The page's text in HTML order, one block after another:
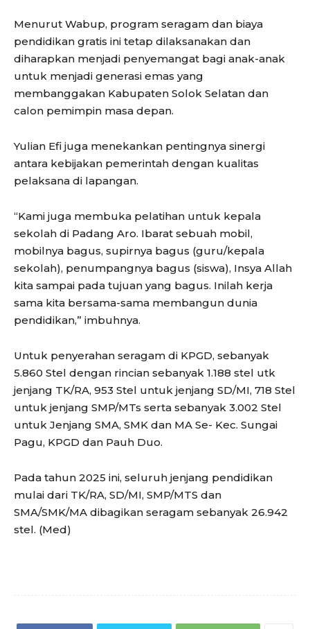
Menurut Wabup, program seragam dan biaya
pendidikan gratis ini tetap dilaksanakan dan
diharapkan menjadi penyemangat bagi anak-anak
untuk menjadi generasi emas yang
membanggakan Kabupaten Solok Selatan dan
calon pemimpin masa depan.
Yulian Efi juga menekankan pentingnya sinergi
antara kebijakan pemerintah dengan kualitas
pelaksana di lapangan.
“Kami juga membuka pelatihan untuk kepala
sekolah di Padang Aro. Ibarat sebuah mobil,
mobilnya bagus, supirnya bagus (guru/kepala
sekolah), penumpangnya bagus (siswa), Insya Allah
kita sampai pada tujuan yang bagus. Inilah kerja
sama kita bersama-sama membangun dunia
pendidikan,” imbuhnya.
Untuk penyerahan seragam di KPGD, sebanyak
5.860 Stel dengan rincian sebanyak 1.188 stel utk
jenjang TK/RA, 953 Stel untuk jenjang SD/MI, 718 Stel
untuk jenjang SMP/MTs serta sebanyak 3.002 Stel
untuk Jenjang SMA, SMK dan MA Se- Kec. Sungai
Pagu, KPGD dan Pauh Duo.
Pada tahun 2025 ini, seluruh jenjang pendidikan
mulai dari TK/RA, SD/MI, SMP/MTS dan
SMA/SMK/MA dibagikan seragam sebanyak 26.942
stel. (Med)